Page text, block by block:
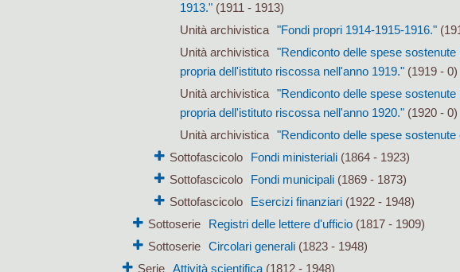
1913." (1911 - 1913)
Unità archivistica
"Fondi propri 1914-1915-1916."
Unità archivistica
"Rendiconto delle spese
propria dell'istituto riscossa nell'anno 1919." (1919 - 0)
Unità archivistica
"Rendiconto delle spese
propria dell'istituto riscossa nell'anno 1920." (1920 - 0)
Unità archivistica
"Rendiconto delle spese
Sottofascicolo
Fondi ministeriali(1864 - 1923)
Sottofascicolo
Fondi municipali(1869 - 1873)
Sottofascicolo
Esercizi finanziari(1922 - 1948)
Sottoserie
Registri delle lettere d'ufficio (1817 - 1909)
Sottoserie
Circolari generali (1823 - 1948)
Serie Attività scientifica(1812 - 1948)